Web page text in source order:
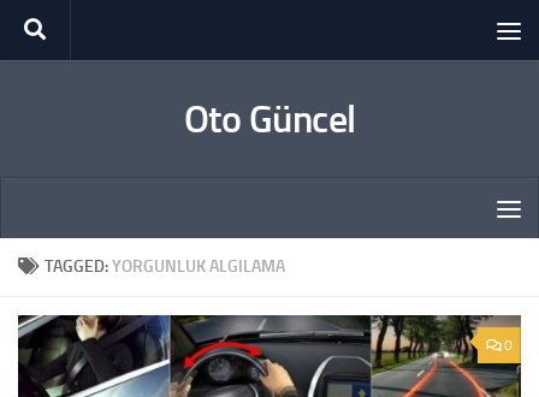
Skip to content
Oto Güncel
TAGGED:YORGUNLUK ALGILAMA
0